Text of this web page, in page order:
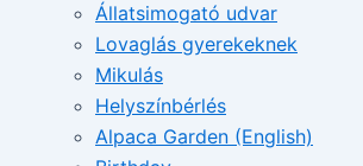
Állatsimogató udvar
Lovaglás gyerekeknek
Mikulás
Helyszínbérlés
Alpaca Garden (English)